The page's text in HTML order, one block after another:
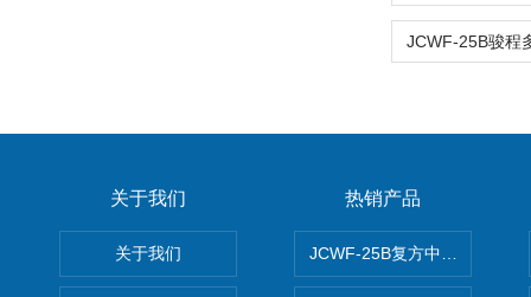
关于我们
关于我们
热销产品
JCWF-25B复方中药材超微粉